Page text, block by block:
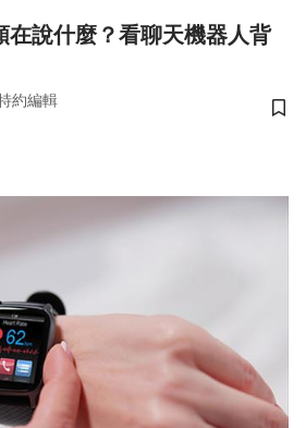
在說什麼？看聊天機器人背
約編輯
儲